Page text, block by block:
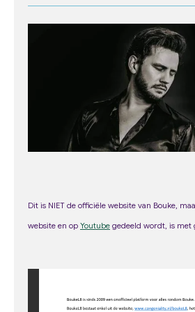
c
s
a
g
a
m
Dit is NIET de officiële website van Bouke,
website en op Youtube gedeeld wordt, is met